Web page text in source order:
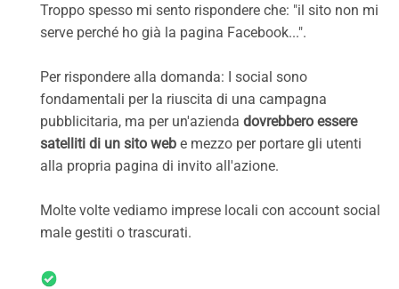
Troppo spesso mi sento rispondere che: "il sito non mi
serve perché ho già la pagina Facebook...".
Per rispondere alla domanda: I social sono
fondamentali per la riuscita di una campagna
pubblicitaria, ma per un'azienda dovrebbero essere
satelliti di un sito web e mezzo per portare gli utenti
alla propria pagina di invito all'azione.
Molte volte vediamo imprese locali con account social
male gestiti o trascurati.